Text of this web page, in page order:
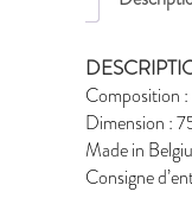
Composition
Dimension :
Made in
Consigne